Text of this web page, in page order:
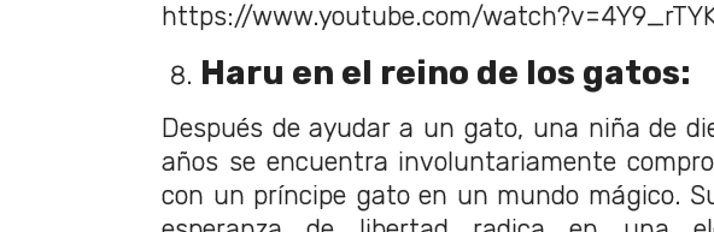
https://www.youtube.com/
Haru en el reino de los gatos:
Después de ayudar a un gato, una niña de
años se encuentra involuntariamente
con un príncipe gato en un mundo mágico.